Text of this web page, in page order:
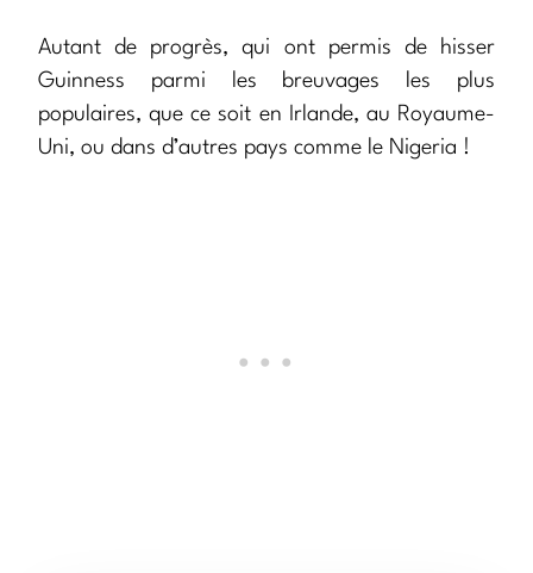
Autant de progrès, qui ont permis de hisser
Guinness parmi les breuvages les plus
populaires, que ce soit en Irlande, au Royaume-
Uni, ou dans d’autres pays comme le Nigeria !